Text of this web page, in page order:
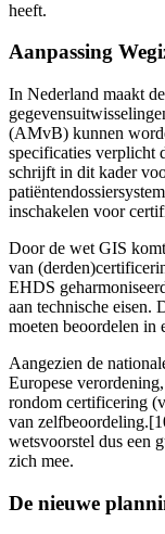
heeft.
Aanpassing
In Nederland maakt
(AMvB) kunnen
specificaties verplicht
schrijft in dit kader
inschakelen voor
Door de wet GIS
van
EHDS
aan technische
moeten beoordelen in
Aangezien de
Europese
rondom certificering
van
wetsvoorstel dus een
zich mee.
De nieuwe